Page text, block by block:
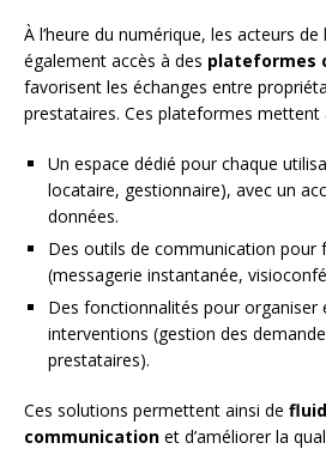
À l’heure du numérique, les acteurs
également accès à des plateformes
favorisent les échanges entre
prestataires. Ces plateformes mettent
Un espace dédié pour chaque
locataire, gestionnaire), avec un
données.
Des outils de communication pour
(messagerie instantanée,
Des fonctionnalités pour organiser
interventions (gestion des
prestataires).
Ces solutions permettent ainsi de
communication et d’améliorer la